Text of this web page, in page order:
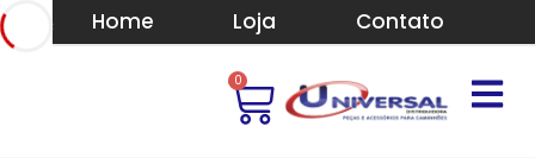
Home Loja Contato
0